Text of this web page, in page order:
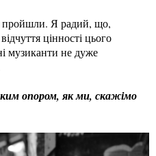
Я радий, що,
цінності цього
музиканти не дуже
опором, як ми, скажімо